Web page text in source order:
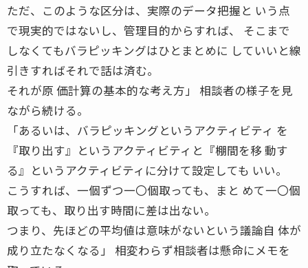
ただ、このような区分は、実際のデータ把握と いう点
で現実的ではないし、管理目的からすれば、 そこまで
しなくてもバラピッキングはひとまとめに していいと線
引きすればそれで話は済む。
それが原 価計算の基本的な考え方」 相談者の様子を見
ながら続ける。
「あるいは、バラピッキングというアクティビティ を
『取り出す』というアクティビティと『棚間を移 動す
る』というアクティビティに分けて設定しても いい。
こうすれば、一個ずつ一〇個取っても、まと めて一〇個
取っても、取り出す時間に差は出ない。
つまり、先ほどの平均値は意味がないという議論自 体が
成り立たなくなる」 相変わらず相談者は懸命にメモを